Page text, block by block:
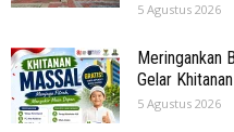
5 Agustus 2026
Meringankan
Gelar
5 Agustus 2026